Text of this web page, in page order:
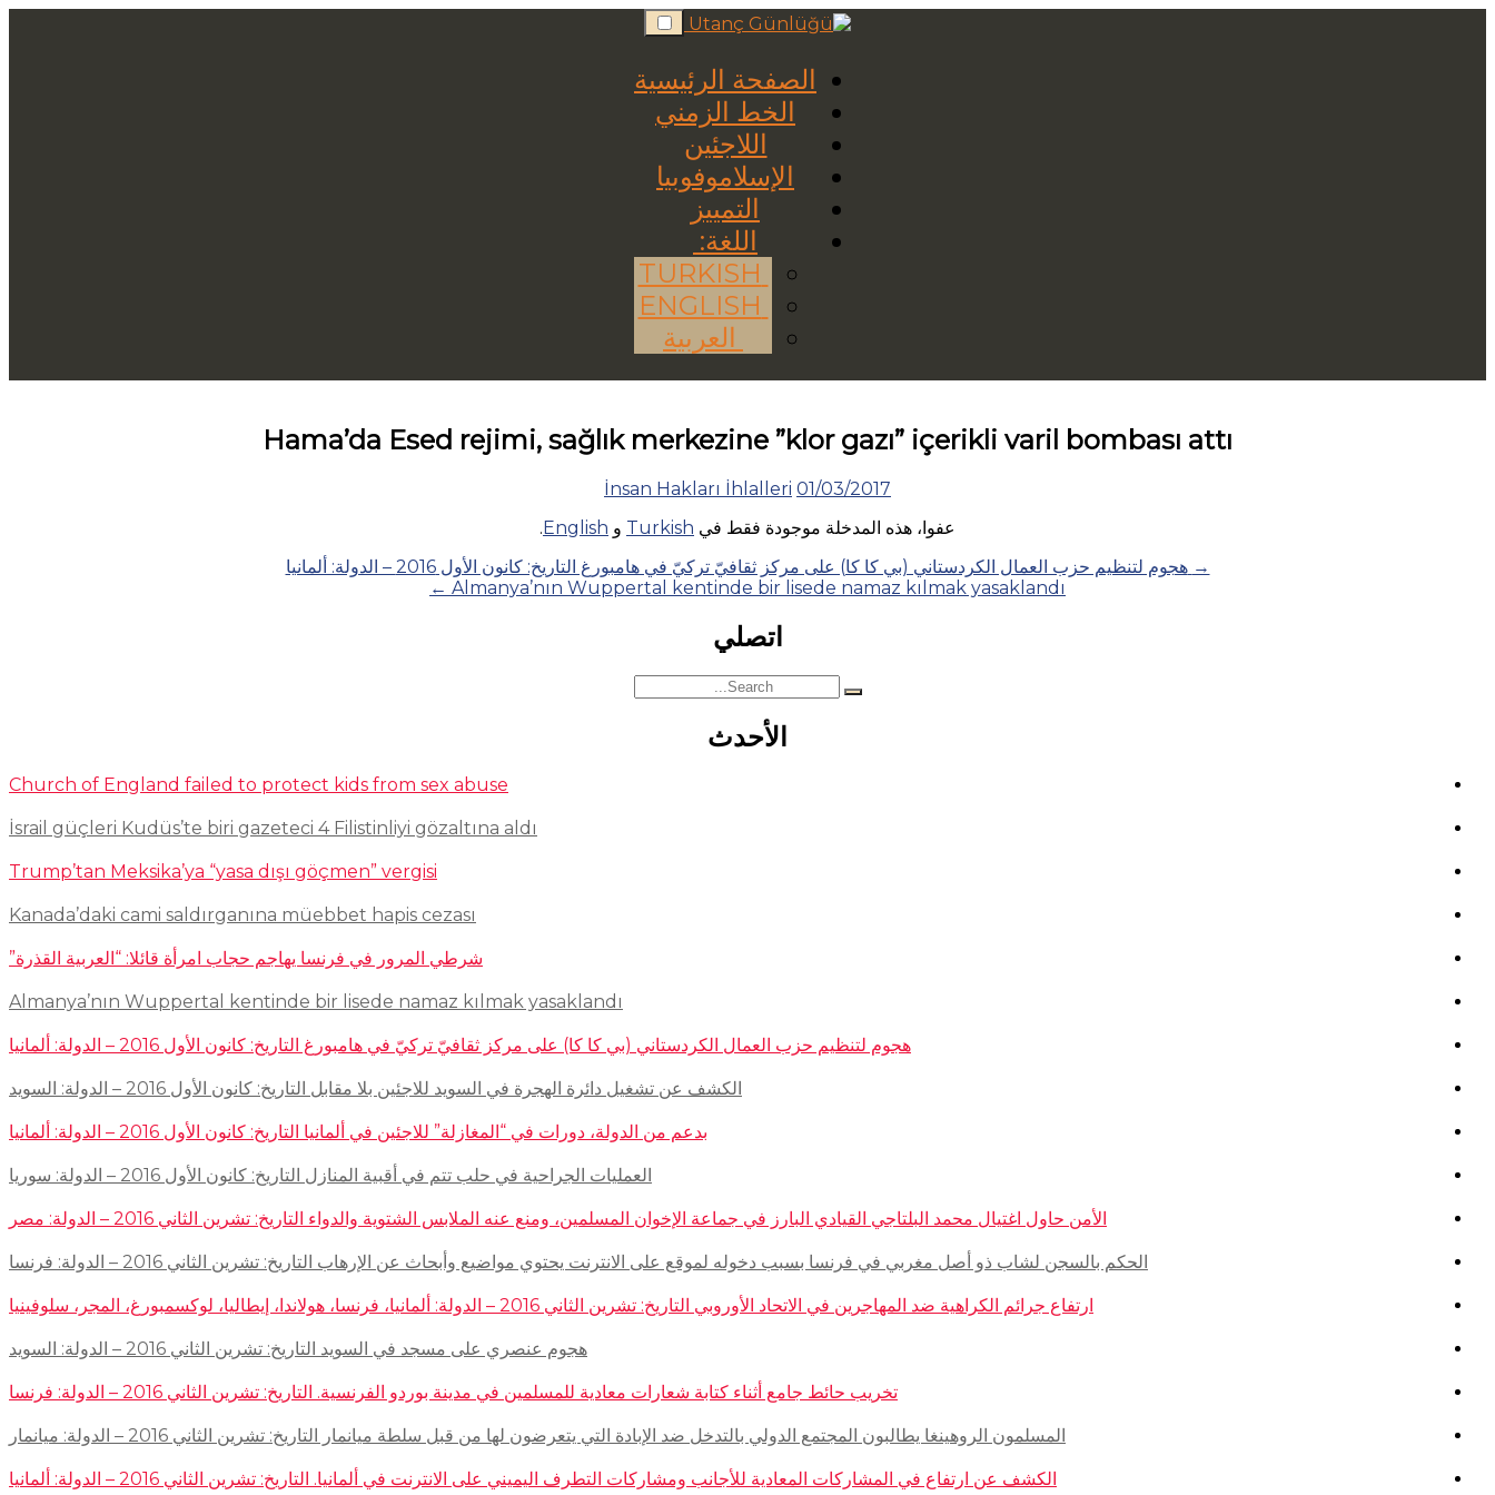
Skip
to
الصفحة الرئيسية
الخط الزمني
اللاجئين
الإسلاموفوبيا
التمييز
اللغة:
العربية
Hama’da Esed rejimi, sağlık merkezine ”klor gazı” içerikli varil bombası attı
01/03/2017
İnsan Hakları İhlalleri
عفوا، هذه المدخلة موجودة فقط في Turkish و English
.
→ هجوم لتنظيم حزب العمال الكردستاني (بي كا كا) على مركز ثقافيّ تركيّ في هامبورغ التاريخ: كانون الأول 2016 – الدولة: ألمانيا
Almanya’nın Wuppertal kentinde bir lisede namaz kılmak yasaklandı
←
اتصلي
Search
for:
الأحدث
Church of England failed to protect kids from sex abuse
İsrail güçleri Kudüs’te biri gazeteci 4 Filistinliyi gözaltına aldı
Trump’tan Meksika’ya “yasa dışı göçmen” vergisi
Kanada’daki cami saldırganına müebbet hapis cezası
شرطي المرور في فرنسا يهاجم حجاب امرأة قائلا: “العربية القذرة”
Almanya’nın Wuppertal kentinde bir lisede namaz kılmak yasaklandı
هجوم لتنظيم حزب العمال الكردستاني (بي كا كا) على مركز ثقافيّ تركيّ في هامبورغ التاريخ: كانون الأول 2016 – الدولة: ألمانيا
الكشف عن تشغيل دائرة الهجرة في السويد للاجئين بلا مقابل التاريخ: كانون الأول 2016 – الدولة: السويد
بدعم من الدولة، دورات في “المغازلة” للاجئين في ألمانيا التاريخ: كانون الأول 2016 – الدولة: ألمانيا
العمليات الجراحية في حلب تتم في أقبية المنازل التاريخ: كانون الأول 2016 – الدولة: سوريا
الأمن حاول اغتيال محمد البلتاجي القيادي البارز في جماعة الإخوان المسلمين، ومنع عنه الملابس الشتوية والدواء التاريخ: تشرين الثاني 2016 – الدولة: مصر
الحكم بالسجن لشاب ذو أصل مغربي في فرنسا بسبب دخوله لموقع على الانترنت يحتوي مواضيع وأبحاث عن الإرهاب التاريخ: تشرين الثاني 2016 – الدولة: فرنسا
ارتفاع جرائم الكراهية ضد المهاجرين في الاتحاد الأوروبي التاريخ: تشرين الثاني 2016 – الدولة: ألمانيا، فرنسا، هولاندا، إيطاليا، لوكسمبورغ، المجر، سلوفينيا
هجوم عنصري على مسجد في السويد التاريخ: تشرين الثاني 2016 – الدولة: السويد
تخريب حائط جامع أثناء كتابة شعارات معادية للمسلمين في مدينة بوردو الفرنسية. التاريخ: تشرين الثاني 2016 – الدولة: فرنسا
المسلمون الروهينغا يطالبون المجتمع الدولي بالتدخل ضد الإبادة التي يتعرضون لها من قبل سلطة ميانمار التاريخ: تشرين الثاني 2016 – الدولة: ميانمار
الكشف عن ارتفاع في المشاركات المعادية للأجانب ومشاركات التطرف اليميني على الانترنت في ألمانيا. التاريخ: تشرين الثاني 2016 – الدولة: ألمانيا